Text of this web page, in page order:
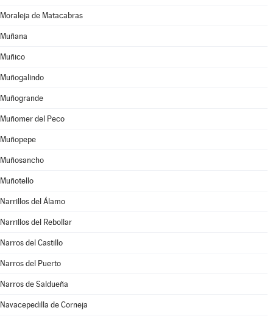
Moraleja de Matacabras
Muñana
Muñico
Muñogalindo
Muñogrande
Muñomer del Peco
Muñopepe
Muñosancho
Muñotello
Narrillos del Álamo
Narrillos del Rebollar
Narros del Castillo
Narros del Puerto
Narros de Saldueña
Navacepedilla de Corneja